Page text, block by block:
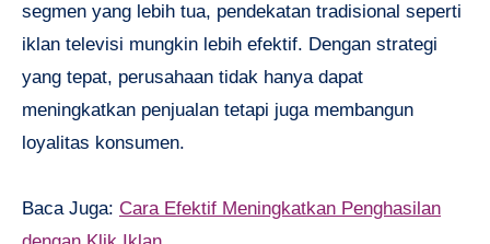
segmen yang lebih tua, pendekatan tradisional seperti
iklan televisi mungkin lebih efektif. Dengan strategi
yang tepat, perusahaan tidak hanya dapat
meningkatkan penjualan tetapi juga membangun
loyalitas konsumen.
Baca Juga: Cara Efektif Meningkatkan Penghasilan